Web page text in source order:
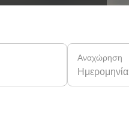
Αναχώρηση
Ημερομηνία